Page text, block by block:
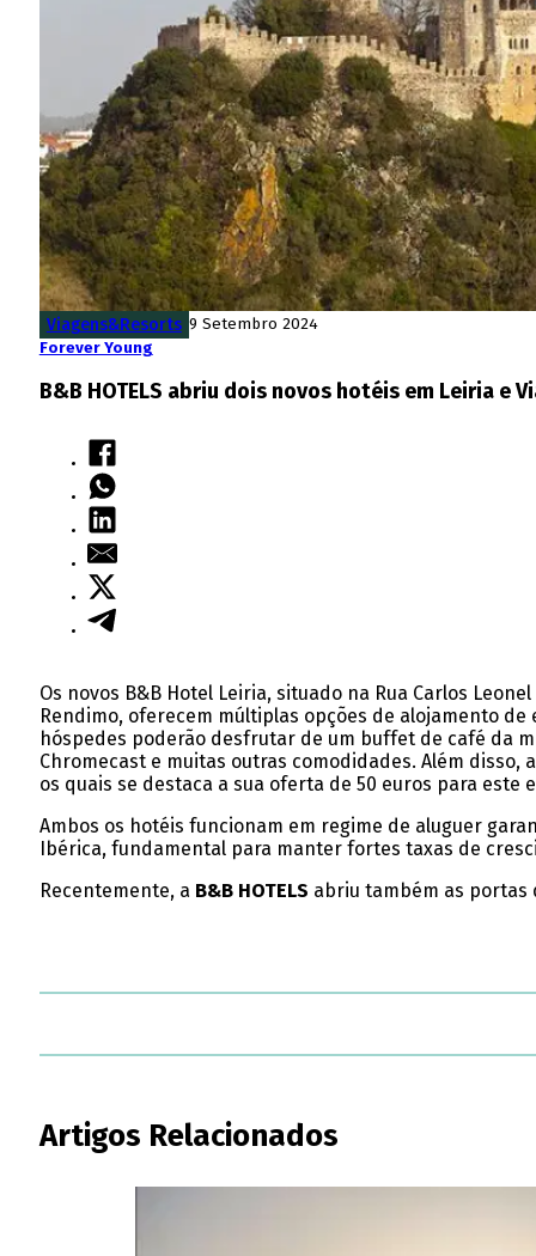
Viagens&Resorts 9 Setembro 2024
Forever Young
B&B HOTELS abriu dois novos hotéis em Leiria e
Os novos B&B Hotel Leiria, situado na Rua Carlos
Rendimo, oferecem múltiplas opções de alojamento
hóspedes poderão desfrutar de um buffet de café da
Chromecast e muitas outras comodidades. Além
os quais se destaca a sua oferta de 50 euros para este
Ambos os hotéis funcionam em regime de aluguer
Ibérica, fundamental para manter fortes taxas de
Recentemente, a B&B HOTELS abriu também as portas
Artigos Relacionados